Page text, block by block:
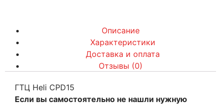
Описание
Характеристики
Доставка и оплата
Отзывы (0)
ГТЦ Heli CPD15
Если вы самостоятельно не нашли нужную